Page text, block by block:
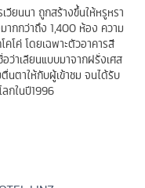
ยนนา ถูกสร้างขึ้นให้หรูหรา
ากกว่าถึง 1,400 ห้อง ความ
โค่ โดยเฉพาะตัวอาคารสี
อว่าเลียนแบบมาจากฝรั่งเศส
นตาให้กับผู้เข้าชม จนได้รับ
ลกในปี1996